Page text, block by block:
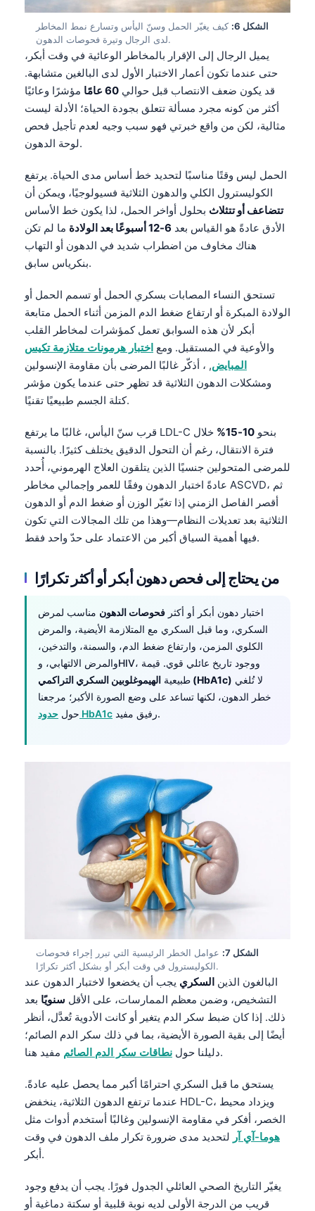
الشكل 6:
كيف يغيّر الحمل وسنّ اليأس وتسارع نمط المخاطر
لدى الرجال وتيرة فحوصات الدهون.
يميل الرجال إلى الإقرار بالمخاطر الوعائية في وقت أبكر،
حتى عندما تكون أعمار الاختبار الأول لدى البالغين متشابهة.
قد يكون ضعف الانتصاب قبل حوالي 60 عامًا
مؤشرًا وعائيًا
أكثر من كونه مجرد مسألة تتعلق بجودة الحياة؛ الأدلة ليست
مثالية، لكن من واقع خبرتي فهو سبب وجيه لعدم تأجيل فحص
لوحة الدهون.
الحمل ليس وقتًا مناسبًا لتحديد خط أساس مدى الحياة. يرتفع
الكوليسترول الكلي والدهون الثلاثية فسيولوجيًا، ويمكن أن
تتضاعف أو تتثلاث بحلول أواخر الحمل، لذا يكون خط الأساس
الأدق عادةً هو القياس بعد 6-12 أسبوعًا بعد الولادة
ما لم تكن
هناك مخاوف من اضطراب شديد في الدهون أو التهاب
بنكرياس سابق.
تستحق النساء المصابات بسكري الحمل أو تسمم الحمل أو
الولادة المبكرة أو ارتفاع ضغط الدم المزمن أثناء الحمل متابعة
أبكر لأن هذه السوابق تعمل كمؤشرات لمخاطر القلب
والأوعية في المستقبل. ومع اختبار هرمونات متلازمة تكيس
المبايض, ، أذكّر غالبًا المرضى بأن مقاومة الإنسولين
ومشكلات الدهون الثلاثية قد تظهر حتى عندما يكون مؤشر
كتلة الجسم طبيعيًا تقنيًا.
قرب سنّ اليأس، غالبًا ما يرتفع LDL-C بنحو 10-15%
خلال
فترة الانتقال، رغم أن التحول الدقيق يختلف كثيرًا. بالنسبة
للمرضى المتحولين جنسيًا الذين يتلقون العلاج الهرموني، أُحدد
عادةً اختبار الدهون وفقًا للعمر وإجمالي مخاطر ASCVD، ثم
أقصر الفاصل الزمني إذا تغيّر الوزن أو ضغط الدم أو الدهون
الثلاثية بعد تعديلات النظام—وهذا من تلك المجالات التي تكون
فيها أهمية السياق أكبر من الاعتماد على حدّ واحد فقط.
من يحتاج إلى فحص دهون أبكر أو أكثر تكرارًا
اختبار دهون أبكر أو أكثر فحوصات الدهون مناسب لمرض
السكري، وما قبل السكري مع المتلازمة الأيضية، والمرض
الكلوي المزمن، وارتفاع ضغط الدم، والسمنة، والتدخين،
والمرض الالتهابي، وHIV، ووجود تاريخ عائلي قوي. قيمة
طبيعية الهيموغلوبين السكري التراكمي (HbA1c)
خطر الدهون، لكنها تساعد على وضع الصورة الأكبر؛ مرجعنا
حول حدود HbA1c رفيق مفيد.
الشكل 7:
عوامل الخطر الرئيسية التي تبرر إجراء فحوصات
الكوليسترول في وقت أبكر أو بشكل أكثر تكرارًا.
البالغون الذين السكري يجب أن يخضعوا لاختبار الدهون عند
التشخيص، وضمن معظم الممارسات، على الأقل سنويًا بعد
ذلك. إذا كان ضبط سكر الدم يتغير أو كانت الأدوية تُعدَّل، أنظر
أيضًا إلى بقية الصورة الأيضية، بما في ذلك سكر الدم الصائم؛
دليلنا حول نطاقات سكر الدم الصائم مفيد هنا.
يستحق ما قبل السكري احترامًا أكبر مما يحصل عليه عادةً.
عندما ترتفع الدهون الثلاثية، ينخفض HDL-C، ويزداد محيط
الخصر، أفكر في مقاومة الإنسولين وغالبًا أستخدم أدوات مثل
هوما-آي آر لتحديد مدى ضرورة تكرار ملف الدهون في وقت
أبكر.
يغيّر التاريخ الصحي العائلي الجدول فورًا. يجب أن يدفع وجود
قريب من الدرجة الأولى لديه نوبة قلبية أو سكتة دماغية أو
Hrvatski
Slovenčina
پښتو
سنڌي
සිංහල
Galego
Latviešu valoda
Македонски јазик
Euskara
Gàidhlig
العربية المغربية
Afrikaans
Монгол
ພາສາລາວ
Basa Jawa
Cebuano
Татар теле
Беларуская мова
Esperanto
Frysk
Ślōnskŏ gŏdka